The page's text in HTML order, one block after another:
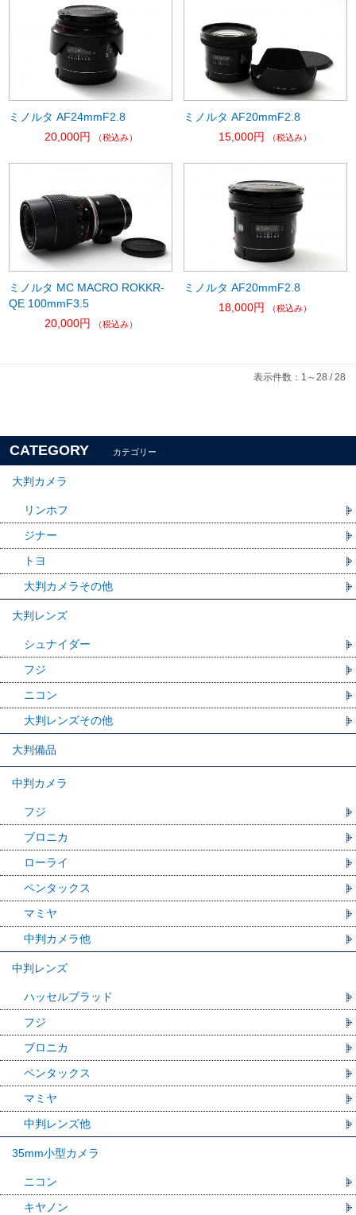
ミノルタ AF24mmF2.8
20,000円
（税込み）
ミノルタ AF20mmF2.8
15,000円
（税込み）
ミノルタ MC MACRO ROKKR-
QE 100mmF3.5
20,000円
（税込み）
ミノルタ AF20mmF2.8
18,000円
（税込み）
表示件数：1～28 / 28
CATEGORY カテゴリー
大判カメラ
リンホフ
ジナー
トヨ
大判カメラその他
大判レンズ
シュナイダー
フジ
ニコン
大判レンズその他
大判備品
中判カメラ
フジ
ブロニカ
ローライ
ペンタックス
マミヤ
中判カメラ他
中判レンズ
ハッセルブラッド
フジ
ブロニカ
ペンタックス
マミヤ
中判レンズ他
35mm小型カメラ
ニコン
キヤノン